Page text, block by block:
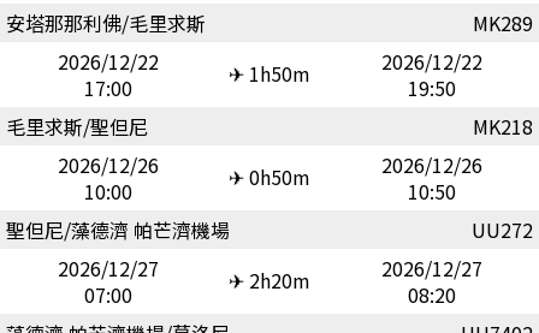
安塔那那利佛/毛里求斯
MK289
2026/12/22
17:00
✈ 1h50m
2026/12/22
19:50
毛里求斯/聖但尼
MK218
2026/12/26
10:00
✈ 0h50m
2026/12/26
10:50
聖但尼/藻德濟 帕芒濟機場
UU272
2026/12/27
07:00
✈ 2h20m
2026/12/27
08:20